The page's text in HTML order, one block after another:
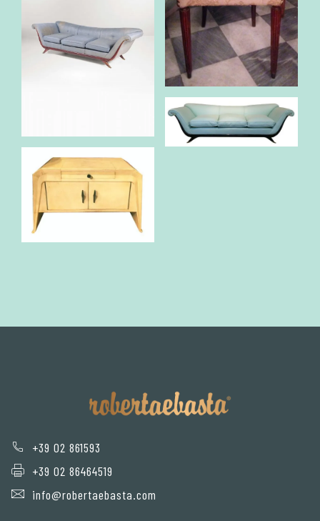
+39 02 861593
+39 02 86464519
info@robertaebasta.com